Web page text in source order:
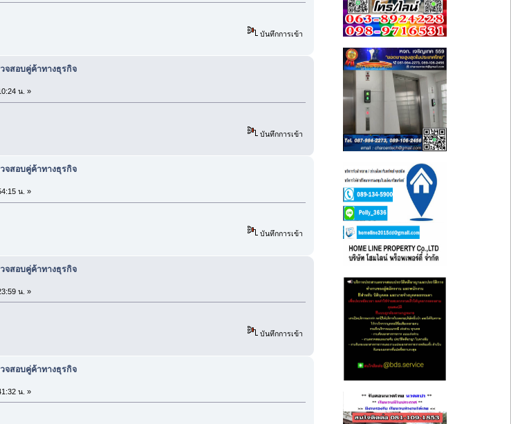
บันทึกการเข้า
จสอบคู่ค้าทางธุรกิจ
น. »
บันทึกการเข้า
จสอบคู่ค้าทางธุรกิจ
น. »
บันทึกการเข้า
จสอบคู่ค้าทางธุรกิจ
น. »
บันทึกการเข้า
จสอบคู่ค้าทางธุรกิจ
น. »